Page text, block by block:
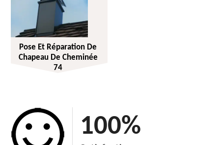
Pose Et Réparation De
Chapeau De Cheminée
74
100%